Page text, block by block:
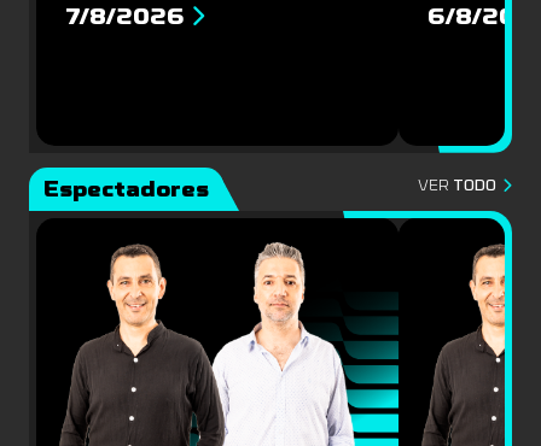
7/8/2026
6/8/
Espectadores VER TODO